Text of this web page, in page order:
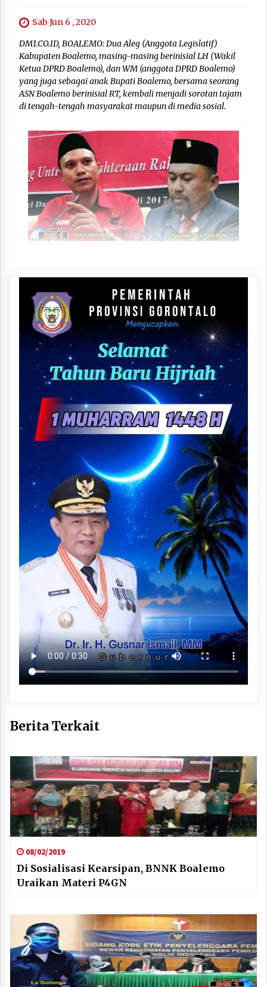
Sab Jun 6 , 2020
DM1.CO.ID, BOALEMO: Dua Aleg (Anggota Legislatif)
Kabupaten Boalemo, masing-masing berinisial LH (Wakil
Ketua DPRD Boalemo), dan WM (anggota DPRD Boalemo)
yang juga sebagai anak Bupati Boalemo, bersama seorang
ASN Boalemo berinisial RT, kembali menjadi sorotan tajam
di tengah-tengah masyarakat maupun di media sosial.
Berita Terkait
08/02/2019
Di Sosialisasi Kearsipan, BNNK Boalemo
Uraikan Materi P4GN